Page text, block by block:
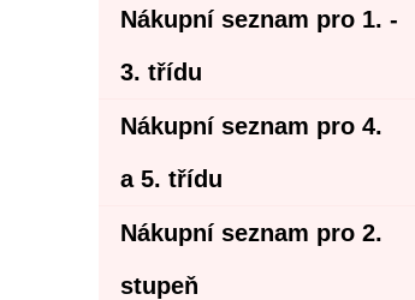
Nákupní seznam pro 1. -
3. třídu
Nákupní seznam pro 4.
a 5. třídu
Nákupní seznam pro 2.
stupeň